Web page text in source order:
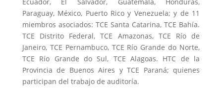
Paraguay, México, Puerto Rico y Venezuela; y de 11
miembros asociados: TCE Santa Catarina, TCE Bahía.
TCE Distrito Federal, TCE Amazonas, TCE Río de
Janeiro, TCE Pernambuco, TCE Río Grande do Norte,
TCE Río Grande do Sul, TCE Alagoas. HTC de la
Provincia de Buenos Aires y TCE Paraná; quienes
participan del trabajo de auditoría.